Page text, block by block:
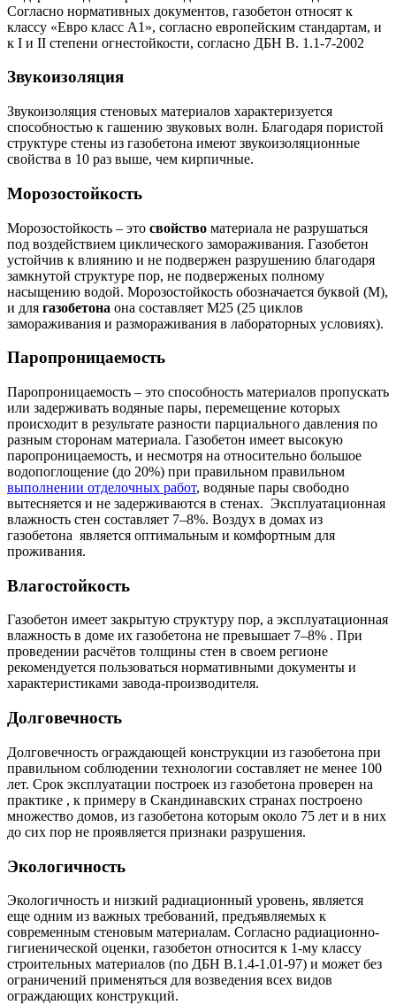
Согласно нормативных документов, газобетон относят к
классу «Евро класс А1», согласно европейским стандартам, и
к I и II степени огнестойкости, согласно ДБН В. 1.1-7-2002
Звукоизоляция
Звукоизоляция стеновых материалов характеризуется
способностью к гашению звуковых волн. Благодаря пористой
структуре стены из газобетона имеют звукоизоляционные
свойства в 10 раз выше, чем кирпичные.
Морозостойкость
Морозостойкость – это свойство материала не разрушаться
под воздействием циклического замораживания. Газобетон
устойчив к влиянию и не подвержен разрушению благодаря
замкнутой структуре пор, не подверженых полному
насыщению водой. Морозостойкость обозначается буквой (M),
и для газобетона она составляет М25 (25 циклов
замораживания и размораживания в лабораторных условиях).
Паропроницаемость
Паропроницаемость – это способность материалов пропускать
или задерживать водяные пары, перемещение которых
происходит в результате разности парциального давления по
разным сторонам материала. Газобетон имеет высокую
паропроницаемость, и несмотря на относительно большое
водопоглощение (до 20%) при правильном правильном
выполнении отделочных работ, водяные пары свободно
вытесняется и не задерживаются в стенах. Эксплуатационная
влажность стен составляет 7–8%. Bоздух в домах из
газобетона является оптимальным и комфортным для
проживания.
Влагостойкость
Газобетон имеет закрытую структуру пор, а эксплуатационная
влажность в доме их газобетона не превышает 7–8% . При
проведении расчётов толщины стен в своем регионе
рекомендуется пользоваться нормативными документы и
характеристиками завода-производителя.
Долговечность
Долговечность ограждающей конструкции из газобетона при
правильном соблюдении технологии составляет не менее 100
лет. Срок эксплуатации построек из газобетона проверен на
практике , к примеру в Скандинавских странах построено
множество домов, из газобетона которым около 75 лет и в них
до сих пор не проявляется признаки разрушения.
Экологичность
Экологичность и низкий радиационный уровень, является
еще одним из важных требований, предъявляемых к
современным стеновым материалам. Согласно радиационно-
гигиенической оценки, газобетон относится к 1-му классу
строительных материалов (по ДБН В.1.4-1.01-97) и может без
ограничений применяться для возведения всех видов
ограждающих конструкций.